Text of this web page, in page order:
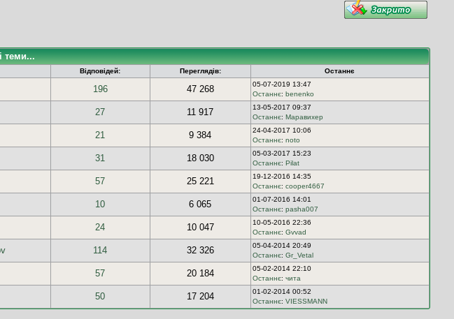
теми...
Відповідей: Переглядів: Останнє
196 47 268
05-07-2019 13:47
Останнє: benenko
27 11 917
13-05-2017 09:37
Останнє: Маравихер
21 9 384
24-04-2017 10:06
Останнє: noto
31 18 030
05-03-2017 15:23
Останнє: Pilat
57 25 221
19-12-2016 14:35
Останнє: cooper4667
10 6 065
01-07-2016 14:01
Останнє: pasha007
24 10 047
10-05-2016 22:36
Останнє: Gvvad
114 32 326
05-04-2014 20:49
Останнє: Gr_Vetal
57 20 184
05-02-2014 22:10
Останнє: чита
50 17 204
01-02-2014 00:52
Останнє: VIESSMANN